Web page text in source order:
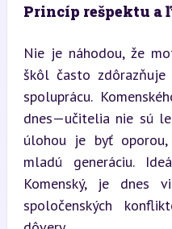
Princíp rešpektu a
Nie je náhodou, že
škôl často zdôrazňuje
spoluprácu.
dnes—učitelia nie sú
úlohou je byť
mladú generáciu.
Komenský, je dnes
spoločenských